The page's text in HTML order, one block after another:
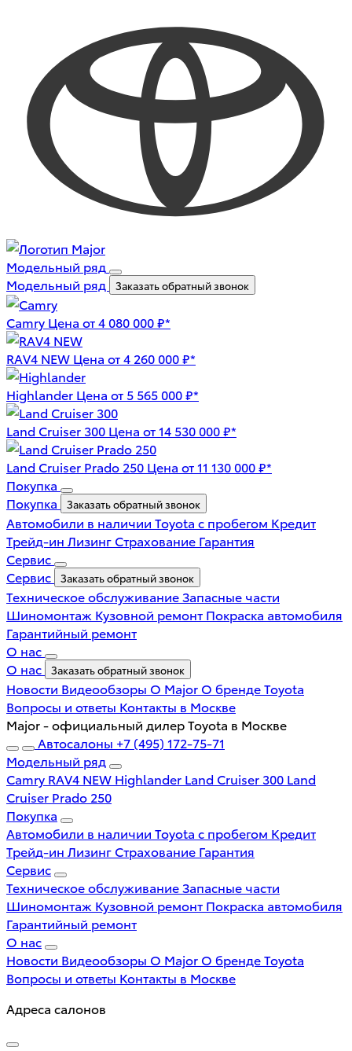
Модельный ряд
Модельный ряд
Заказать обратный звонок
Camry Цена от 4 080 000 ₽*
RAV4 NEW Цена от 4 260 000 ₽*
Highlander Цена от 5 565 000 ₽*
Land Cruiser 300 Цена от 14 530 000 ₽*
Land Cruiser Prado 250 Цена от 11 130 000 ₽*
Покупка
Покупка
Заказать обратный звонок
Автомобили в наличии Toyota с пробегом Кредит
Трейд-ин Лизинг Страхование Гарантия
Сервис
Сервис
Заказать обратный звонок
Техническое обслуживаниеЗапасные части
Шиномонтаж Кузовной ремонт Покраска автомобиля
Гарантийный ремонт
О нас
О нас
Заказать обратный звонок
Новости Видеообзоры О Major О бренде Toyota
Вопросы и ответы Контакты в Москве
Major - официальный дилер Toyota в Москве
Автосалоны +7 (495) 172-75-71
Модельный ряд
Camry RAV4 NEW Highlander Land Cruiser 300 Land
Cruiser Prado 250
Покупка
Автомобили в наличии Toyota с пробегом Кредит
Трейд-ин Лизинг Страхование Гарантия
Сервис
Техническое обслуживаниеЗапасные части
Шиномонтаж Кузовной ремонт Покраска автомобиля
Гарантийный ремонт
О нас
Новости Видеообзоры О Major О бренде Toyota
Вопросы и ответы Контакты в Москве
Адреса салонов